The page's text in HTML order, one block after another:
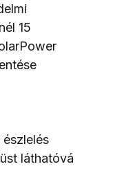
15
láthatóvá